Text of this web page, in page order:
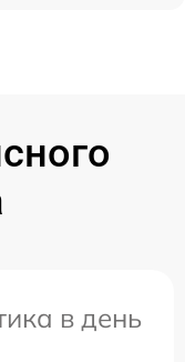
в день